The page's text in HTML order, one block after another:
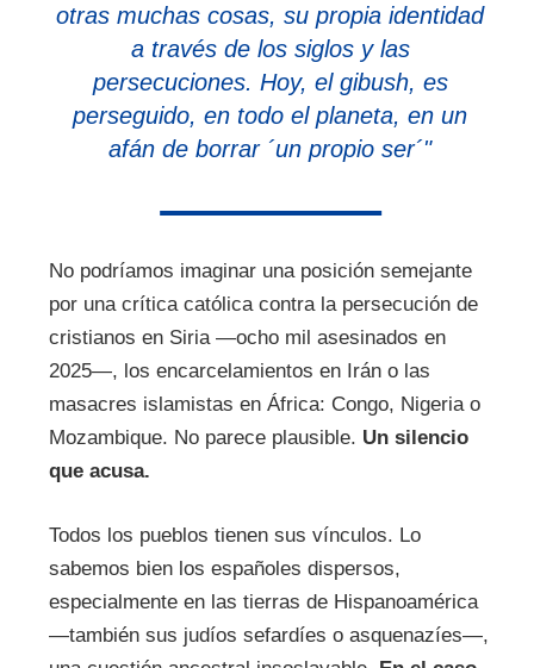
otras muchas cosas, su propia identidad
a través de los siglos y las
persecuciones. Hoy, el gibush, es
perseguido, en todo el planeta, en un
afán de borrar ´un propio ser´"
No podríamos imaginar una posición semejante
por una crítica católica contra la persecución de
cristianos en Siria —ocho mil asesinados en
2025—, los encarcelamientos en Irán o las
masacres islamistas en África: Congo, Nigeria o
Mozambique. No parece plausible. Un silencio
que acusa.
Todos los pueblos tienen sus vínculos. Lo
sabemos bien los españoles dispersos,
especialmente en las tierras de Hispanoamérica
—también sus judíos sefardíes o asquenazíes—,